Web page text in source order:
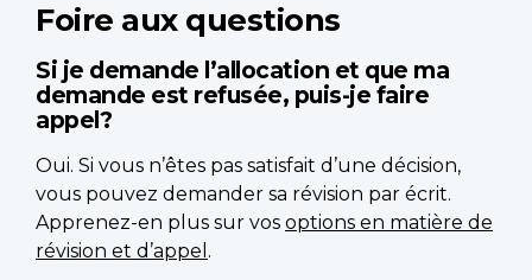
Foire aux questions
Si je demande l’allocation et que ma
demande est refusée, puis-je faire
appel?
Oui. Si vous n’êtes pas satisfait d’une décision,
vous pouvez demander sa révision par écrit.
Apprenez-en plus sur vos options en matière de
révision et d’appel .